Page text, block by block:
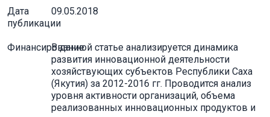
Дата
публикации
09.05.2018
ФинансированиеВ данной статье анализируется динамика
развития инновационной деятельности
хозяйствующих субъектов Республики Саха
(Якутия) за 2012-2016 гг. Проводится анализ
уровня активности организаций, объема
реализованных инновационных продуктов и